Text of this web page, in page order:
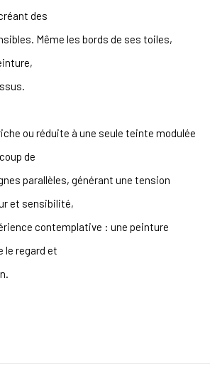
des
Même les bords de ses toiles,
ou réduite à une seule teinte modulée
de
parallèles, générant une tension
et sensibilité,
contemplative : une peinture
le regard et